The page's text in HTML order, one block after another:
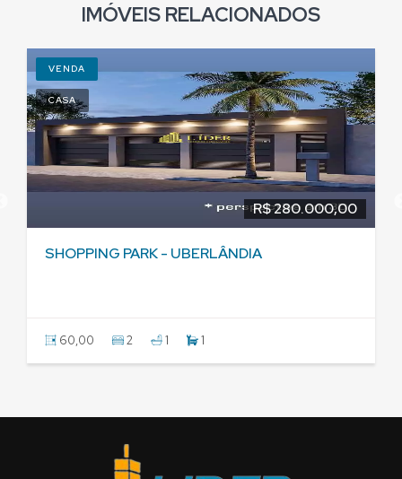
IMÓVEIS RELACIONADOS
VENDA
CASA
R$ 280.000,00
SHOPPING PARK - UBERLÂNDIA
60,00 2 1 1